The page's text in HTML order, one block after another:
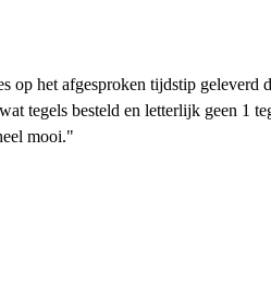
op het afgesproken tijdstip geleverd
tegels besteld en letterlijk geen 1
mooi."